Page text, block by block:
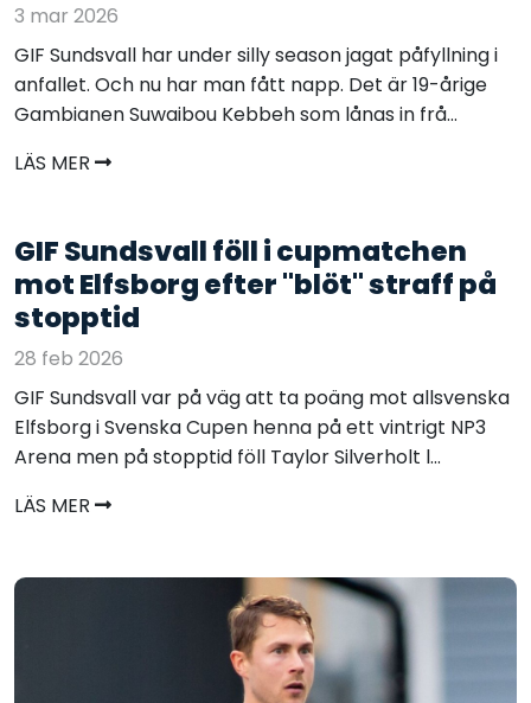
3 mar 2026
GIF Sundsvall har under silly season jagat påfyllning i
anfallet. Och nu har man fått napp. Det är 19-årige
Gambianen Suwaibou Kebbeh som lånas in frå...
LÄS MER
GIF Sundsvall föll i cupmatchen
mot Elfsborg efter "blöt" straff på
stopptid
28 feb 2026
GIF Sundsvall var på väg att ta poäng mot allsvenska
Elfsborg i Svenska Cupen henna på ett vintrigt NP3
Arena men på stopptid föll Taylor Silverholt l...
LÄS MER